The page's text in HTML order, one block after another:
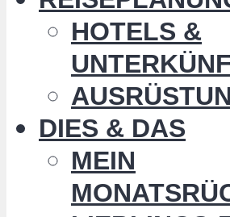
HOTELS &
DIES & DAS
MEIN